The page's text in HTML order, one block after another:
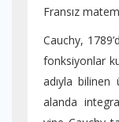
Fransız
Cauchy,
fonksiyonlar
adıyla
alanda